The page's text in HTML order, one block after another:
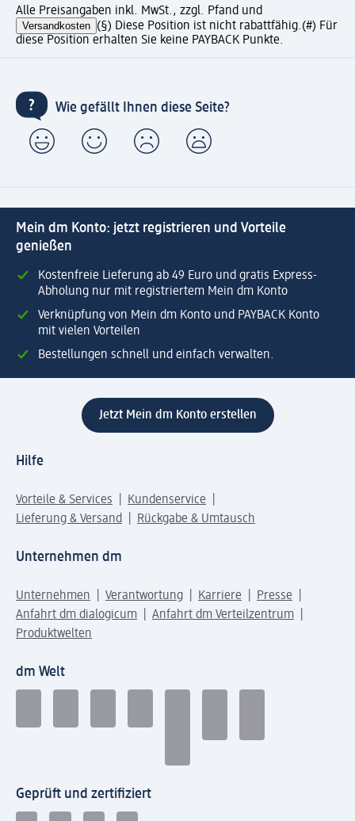
Alle Preisangaben inkl. MwSt., zzgl. Pfand und
Versandkosten (§) Diese Position ist nicht rabattfähig.(#) Für
diese Position erhalten Sie keine PAYBACK Punkte.
Wie gefällt Ihnen diese Seite?
Mein dm Konto: jetzt registrieren und Vorteile
genießen
Kostenfreie Lieferung ab 49 Euro und gratis Express-
Abholung nur mit registriertem Mein dm Konto
Verknüpfung von Mein dm Konto und PAYBACK Konto
mit vielen Vorteilen
Bestellungen schnell und einfach verwalten.
Jetzt Mein dm Konto erstellen
Hilfe
Vorteile & Services
Kundenservice
Lieferung & Versand
Rückgabe & Umtausch
Unternehmen dm
Unternehmen Verantwortung Karriere
Presse
Anfahrt dm dialogicum
Anfahrt dm Verteilzentrum
Produktwelten
dm Welt
Geprüft und zertifiziert